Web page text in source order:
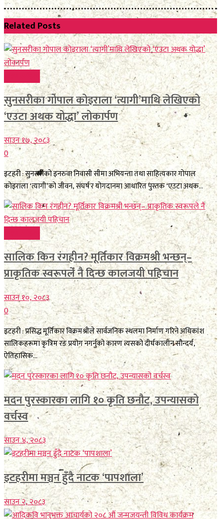
RelatedPosts
सुनसरीका गोपाल कोइराला ‘त्यागी’माथि लेखिएको
‘एउटा अथक योद्धा’ लोकार्पण
साउन १७, २०८३
0
इटहरी : सुनसरीको इनरुवा निवासी सीमा अभियन्ता तथा साहित्यकार गोपाल
कोइराला ‘त्यागी’को जीवन, संघर्ष र योगदानमा आधारित पुस्तक ‘एउटा अथक...
सालिक किन रंगहीन? मूर्तिकार विक्रमश्री भन्छन्–
प्राकृतिक स्वरूपले नै दिन्छ कालजयी पहिचान
साउन १०, २०८३
0
इटहरी : प्रसिद्ध मूर्तिकार विक्रमश्रीले सार्वजनिक स्थलमा निर्माण गरिने अधिकांश
सालिकहरूमा कृत्रिम रङ प्रयोग नगर्नुको कारण त्यसको दीर्घकालीन सौन्दर्य,
ऐतिहासिक...
मदन पुरस्कारका लागि १० कृति छनौट, उपन्यासको
वर्चस्व
साउन ४, २०८३
इटहरीमा मञ्चन हुँदै नाटक ‘पापशाला’
साउन २, २०८३